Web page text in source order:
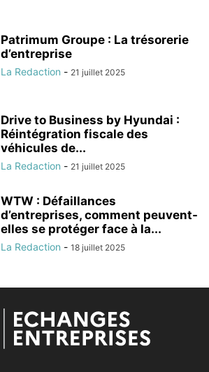
Patrimum Groupe : La trésorerie
d’entreprise
La Redaction - 21 juillet 2025
Drive to Business by Hyundai :
Réintégration fiscale des
véhicules de...
La Redaction - 21 juillet 2025
WTW : Défaillances
d’entreprises, comment peuvent-
elles se protéger face à la...
La Redaction - 18 juillet 2025